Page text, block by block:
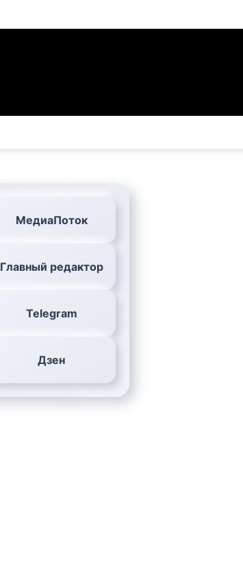
МедиаПоток
Главный редактор
Telegram
Дзен